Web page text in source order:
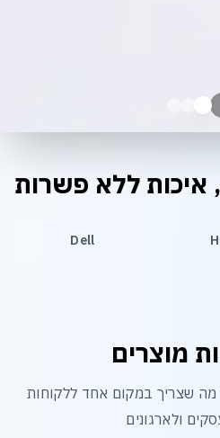
איכות ללא פשרות
Dell
מוצרים
שצריך במקום אחד ללקוחות
ולארגונים